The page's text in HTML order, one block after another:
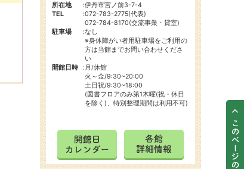
所在地 :伊丹市宮ノ前3-7-4
TEL
:072-783-2775(代表)
072-784-8170(交流事業・貸室)
駐車場
:なし
※身体障がい者用駐車場をご利用の
方は当館までお問い合わせくださ
い
開館日時
: 月/休館
火～金/9:30~20:00
土日祝/9:30~18:00
(図書フロアのみ第1木曜(祝・休日
を除く)、特別整理期間は利用不可)